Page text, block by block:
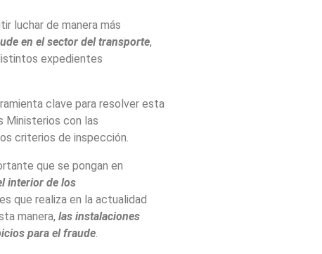
luchar de manera más
en el sector del transporte,
expedientes
clave para resolver esta
Ministerios con las
criterios de inspección.
que se pongan en
interior de los
que realiza en la actualidad
manera, las instalaciones
para el fraude.